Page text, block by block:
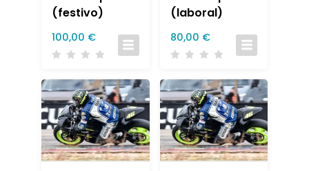
(festivo)
100,00 €
(laboral)
80,00 €